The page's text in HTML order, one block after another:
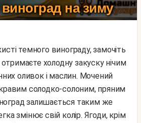
на зиму
холодну закуску нічим
оливок і маслин. Мочений
солодко-солоним, пряним
залишається таким же
змінює свій колір. Ягоди, крім